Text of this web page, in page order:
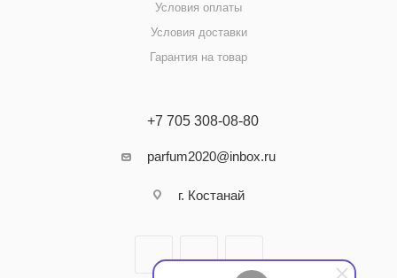
Условия оплаты
Условия доставки
Гарантия на товар
+7 705 308-08-80
parfum2020@inbox.ru
г. Костанай